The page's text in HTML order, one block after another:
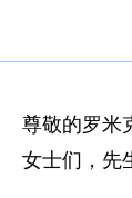
尊敬的罗米
女士们，先